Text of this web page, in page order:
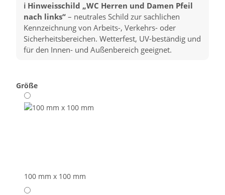
ℹ️ Hinweisschild „WC Herren und Damen Pfeil
nach links“ – neutrales Schild zur sachlichen
Kennzeichnung von Arbeits-, Verkehrs- oder
Sicherheitsbereichen. Wetterfest, UV-beständig und
für den Innen- und Außenbereich geeignet.
Größe
100 mm x 100 mm